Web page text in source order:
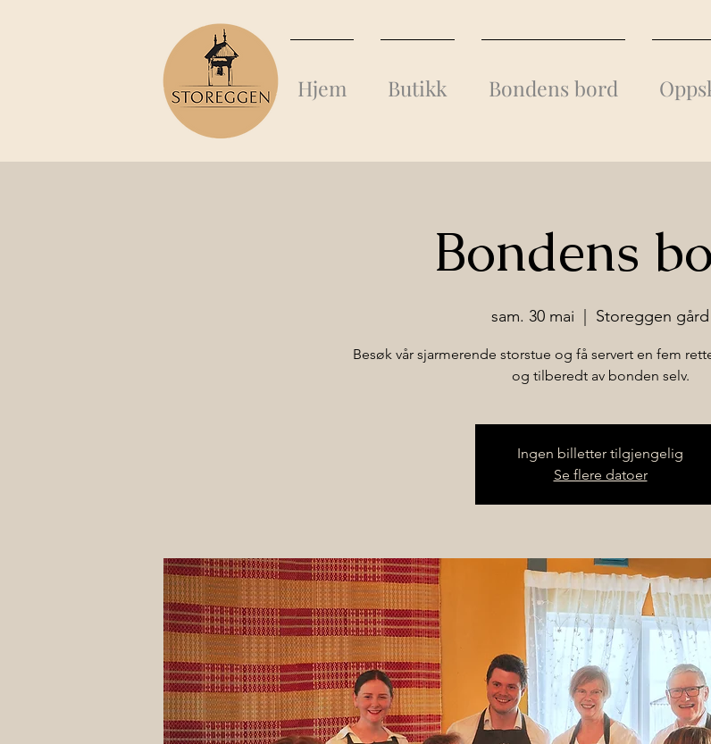
Hjem Butikk Bondens bord
Bondens
sam. 30 mai Storeggen gård
Besøk vår sjarmerende storstue og få servert en fem
og tilberedt av bonden selv.
Ingen billetter tilgjengelig
Se flere datoer